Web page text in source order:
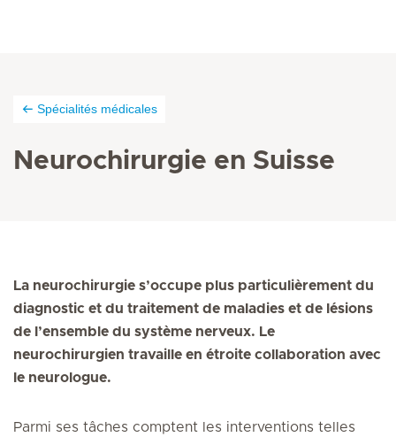
Spécialités médicales
Neurochirurgie en Suisse
La neurochirurgie s’occupe plus particulièrement du
diagnostic et du traitement de maladies et de lésions
de l’ensemble du système nerveux. Le
neurochirurgien travaille en étroite collaboration avec
le neurologue.
Parmi ses tâches comptent les interventions telles